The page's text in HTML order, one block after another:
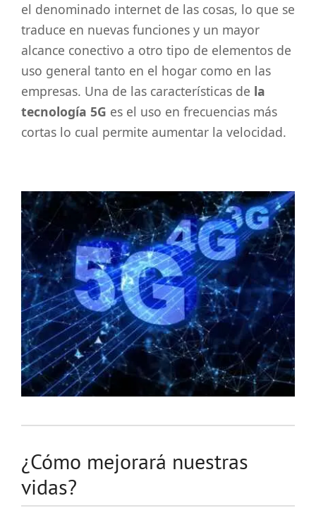
el denominado internet de las cosas, lo que se
traduce en nuevas funciones y un mayor
alcance conectivo a otro tipo de elementos de
uso general tanto en el hogar como en las
empresas. Una de las características de la
tecnología 5G es el uso en frecuencias más
cortas lo cual permite aumentar la velocidad.
¿Cómo mejorará nuestras
vidas?